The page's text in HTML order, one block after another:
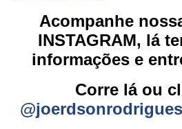
Acompanhe
INSTAGRAM, lá
informações e
Corre lá ou
@joerdsonrodrigues